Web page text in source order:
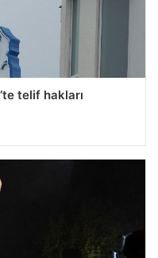
telif hakları